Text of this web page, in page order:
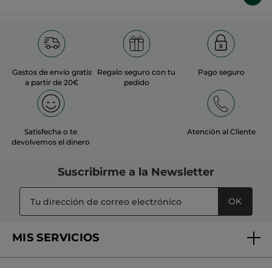
Gastos de envío gratis
a partir de 20€
Regalo seguro con tu
pedido
Pago seguro
Satisfecha o te
devolvemos el dinero
Atención al Cliente
Suscribirme a la Newsletter
OK
MIS SERVICIOS